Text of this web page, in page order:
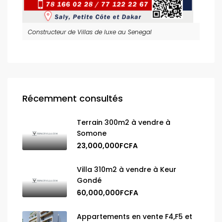
Constructeur de Villas de luxe au Senegal
Récemment consultés
Terrain 300m2 à vendre à
Somone
23,000,000FCFA
Villa 310m2 à vendre à Keur
Gondé
60,000,000FCFA
Appartements en vente F4,F5 et